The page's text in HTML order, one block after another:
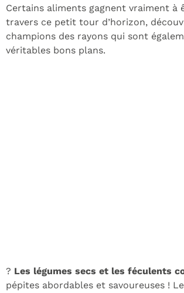
Certains aliments gagnent vraiment à
travers ce petit tour d’horizon,
champions des rayons qui sont
véritables bons plans.
? Les légumes secs et les féculents
pépites abordables et savoureuses !